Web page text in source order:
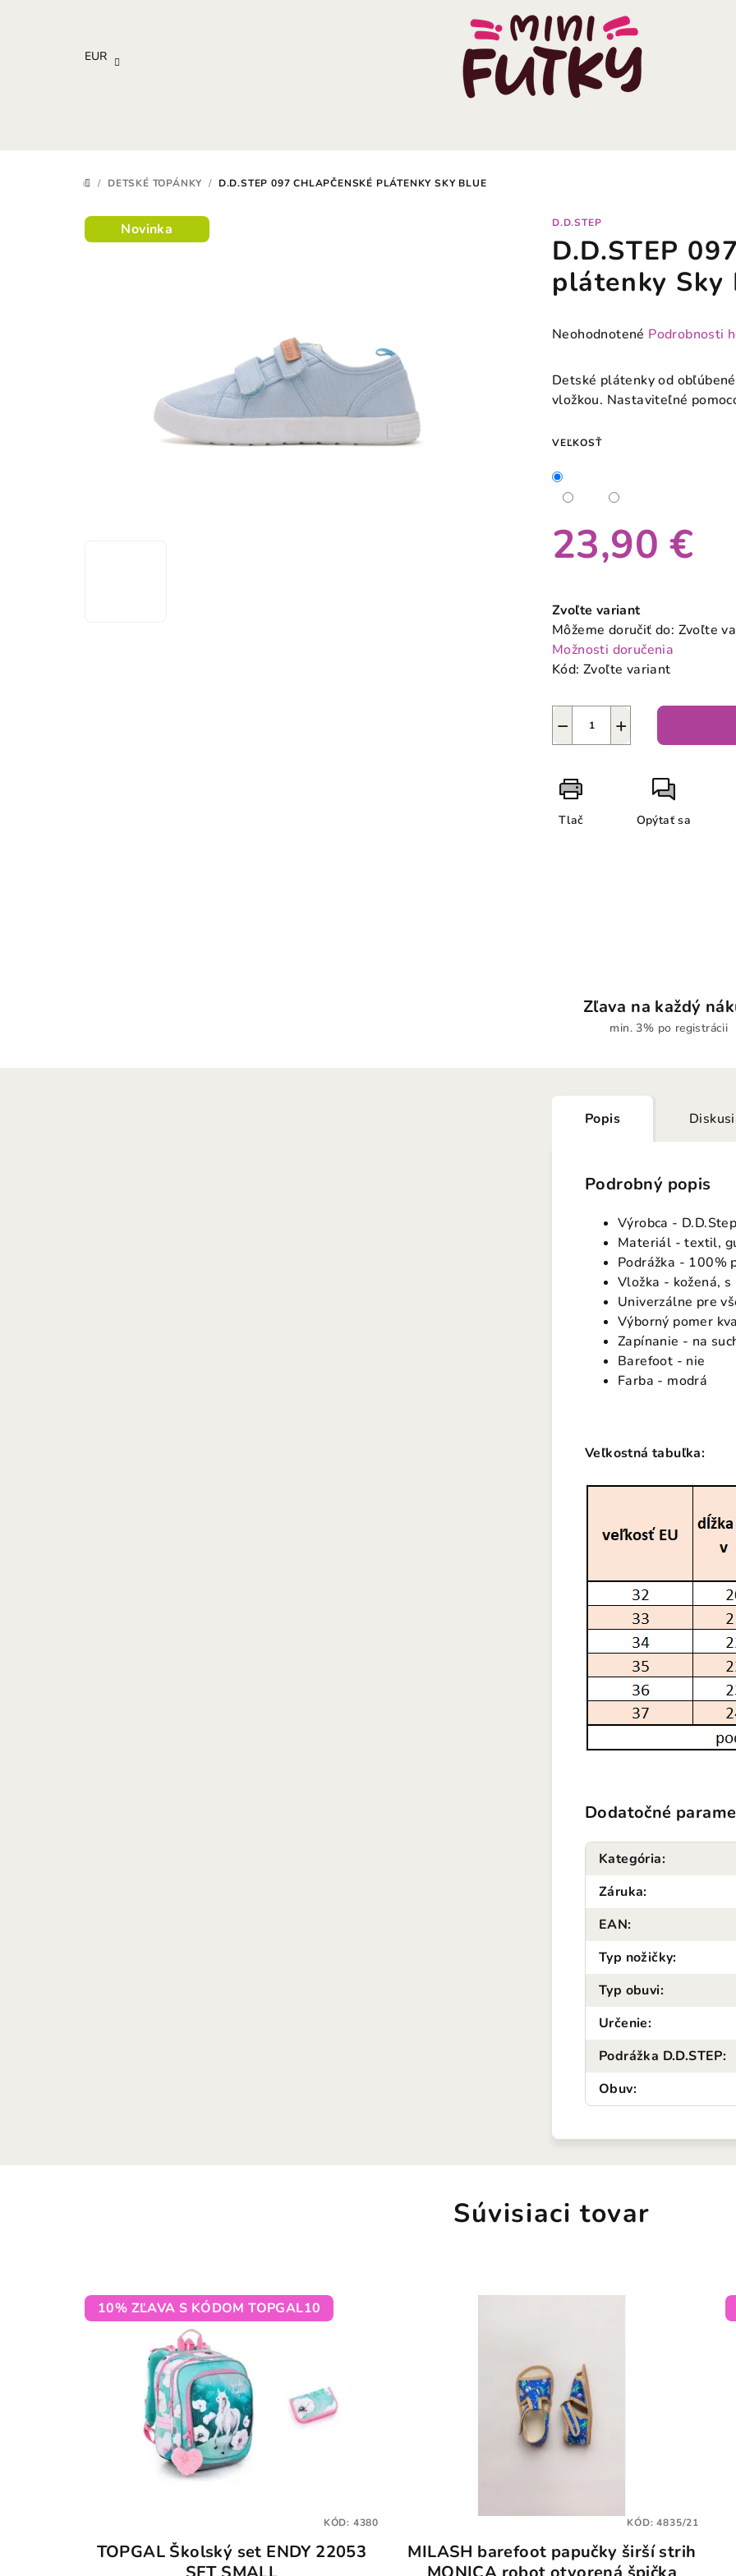
EUR
DOMOV
/ DETSKÉ TOPÁNKY / D.D.STEP 097 CHLAPČENSKÉ PLÁTENKY SKY BLUE
D.D.STEP
D.D.STEP
plátenky Sky
Priemerné
produktu
je
5
hviezdičiek.
Neohodnotené Podrobnosti
Detské plátenky od
vložkou. Nastaviteľné
VEĽKOSŤ
23,90 €
cena:
Zvoľte variant
Môžeme doručiť do: Zvoľte
Možnosti doručenia
Kód: Zvoľte variant
+
−
Tlač Opýtať sa
Novinka
Zľava na každý
min. 3% po registrácii
Popis
Podrobný popis
Výrobca -
Materiál - textil,
Podrážka - 100%
Vložka - kožená,
Univerzálne pre
Výborný pomer
Zapínanie - na
Barefoot - nie
Farba - modrá
Veľkostná tabuľka:
Dodatočné
Kategória:
Záruka:
EAN:
Typ nožičky:
Typ obuvi:
Určenie:
Podrážka D.D.STEP:
Obuv:
Súvisiaci tovar
10% ZĽAVA S KÓDOM TOPGAL10
TOPGAL Školský set ENDY 22053
KÓD: 4380
MILASH barefoot papučky širší strih
KÓD:4835/21